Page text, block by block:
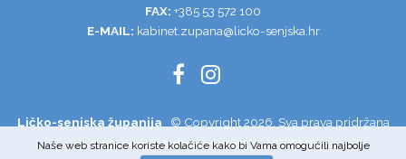
FAX: +385 53 572 100
E-MAIL: kabinet.zupana@licko-senjska.hr
Ličko-senjska županija
© Copyright 2026. Sva prava pridržana
Web design & development by VIT CMS
Naše web stranice koriste kolačiće kako bi Vama omogućili najbolje